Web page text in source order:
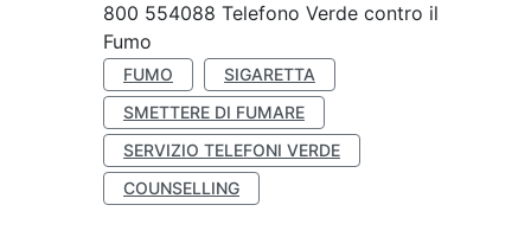
800 554088 Telefono Verde contro il
Fumo
FUMO
SIGARETTA
SMETTERE DI FUMARE
SERVIZIO TELEFONI VERDE
COUNSELLING